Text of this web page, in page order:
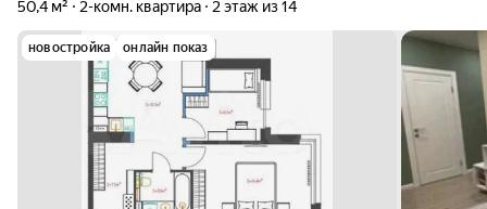
50,4 м² 2-комн. квартира 2 этаж из 14
новостройка онлайн показ